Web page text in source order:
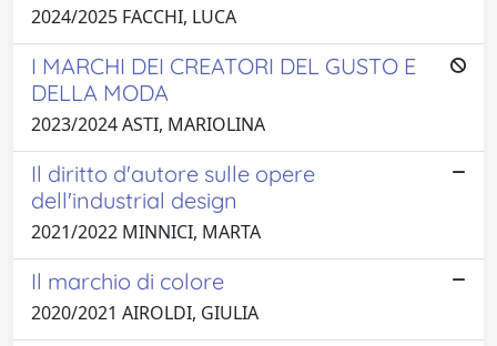
2024/2025 FACCHI, LUCA
I MARCHI DEI CREATORI DEL GUSTO E
DELLA MODA
2023/2024 ASTI, MARIOLINA
Il diritto d'autore sulle opere
dell'industrial design
2021/2022 MINNICI, MARTA
Il marchio di colore
2020/2021 AIROLDI, GIULIA